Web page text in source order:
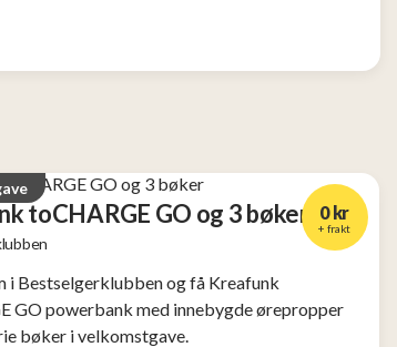
toCHARGE GO og 3 bøker 0 kr
+ frakt
i Bestselgerklubben og få Kreafunk
GO powerbank med innebygde ørepropper
bøker i velkomstgave.